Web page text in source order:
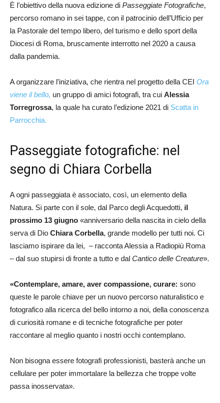
È l’obiettivo della nuova edizione di Passeggiate Fotografiche,
percorso romano in sei tappe, con il patrocinio dell’Ufficio per
la Pastorale del tempo libero, del turismo e dello sport della
Diocesi di Roma, bruscamente interrotto nel 2020 a causa
dalla pandemia.
A organizzare l’iniziativa, che rientra nel progetto della CEI Ora
viene il bello, un gruppo di amici fotografi, tra cui Alessia
Torregrossa, la quale ha curato l’edizione 2021 di Scatta in
Parrocchia.
Passeggiate fotografiche: nel
segno di Chiara Corbella
A ogni passeggiata è associato, così, un elemento della
Natura. Si parte con il sole, dal Parco degli Acquedotti, il
prossimo 13 giugno «anniversario della nascita in cielo della
serva di Dio Chiara Corbella, grande modello per tutti noi. Ci
lasciamo ispirare da lei, – racconta Alessia a Radiopiù Roma
– dal suo stupirsi di fronte a tutto e dal Cantico delle Creature».
«Contemplare, amare, aver compassione, curare: sono
queste le parole chiave per un nuovo percorso naturalistico e
fotografico alla ricerca del bello intorno a noi, della conoscenza
di curiosità romane e di tecniche fotografiche per poter
raccontare al meglio quanto i nostri occhi contemplano.
Non bisogna essere fotografi professionisti, basterà anche un
cellulare per poter immortalare la bellezza che troppe volte
passa inosservata».